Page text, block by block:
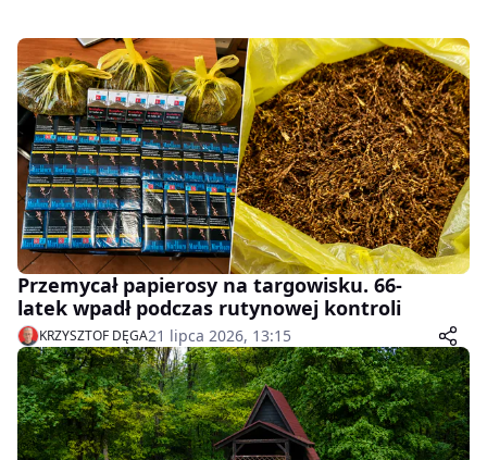
Przemycał papierosy na targowisku. 66-
latek wpadł podczas rutynowej kontroli
KRZYSZTOF DĘGA21 lipca 2026, 13:15